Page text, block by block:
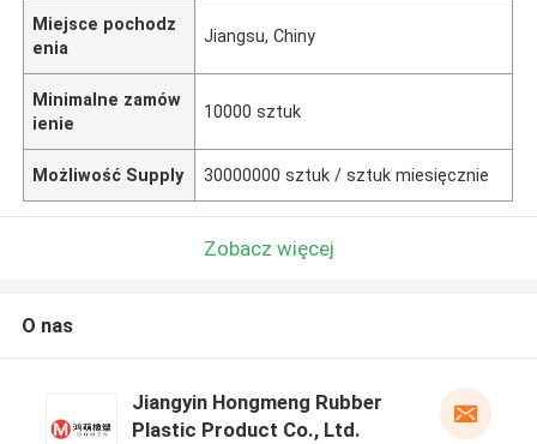
Miejsce pochodz
enia
Jiangsu, Chiny
Minimalne zamów
ienie
10000 sztuk
Możliwość Supply 30000000 sztuk / sztuk miesięcznie
Zobacz więcej
O nas
Jiangyin Hongmeng Rubber
Plastic Product Co., Ltd.